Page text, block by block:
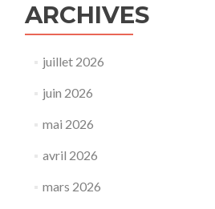
ARCHIVES
juillet 2026
juin 2026
mai 2026
avril 2026
mars 2026